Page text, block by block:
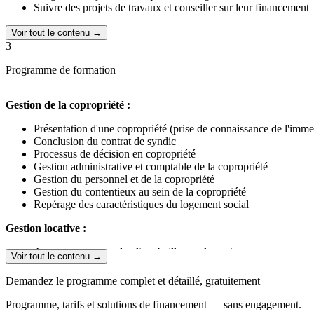
Suivre des projets de travaux et conseiller sur leur financement
Voir tout le contenu →
3
Programme de formation
Gestion de la copropriété :
Présentation d'une copropriété (prise de connaissance de
Conclusion du contrat de syndic
Processus de décision en copropriété
Gestion administrative et comptable de la copropriété
Gestion du personnel et de la copropriété
Gestion du contentieux au sein de la copropriété
Repérage des caractéristiques du logement social
Gestion locative :
Accompagnement du client bailleur et locataire
Suivi administratif et financier de la location
Conseil en gestion du bâti :
Voir tout le contenu →
Demandez le programme complet et détaillé, gratuitement
Programme, tarifs et solutions de financement — sans engagement.